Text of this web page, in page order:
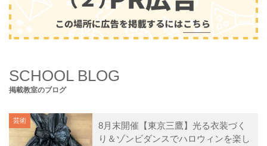
SCHOOL BLOG
掲載教室のブログ
芸術
8月末開催【東京三鷹】光る衣装づく
り＆ゾンビダンスでハロウィンを楽し